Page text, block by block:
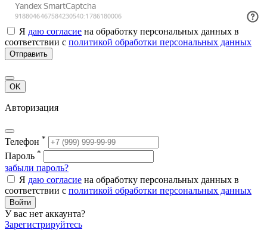
Я даю согласие на обработку персональных данных в
соответствии с политикой обработки персональных данных
Отправить
OK
Авторизация
Телефон *
Пароль *
забыли пароль?
Я даю согласие на обработку персональных данных в
соответствии с политикой обработки персональных данных
Войти
У вас нет аккаунта?
Зарегистрируйтесь